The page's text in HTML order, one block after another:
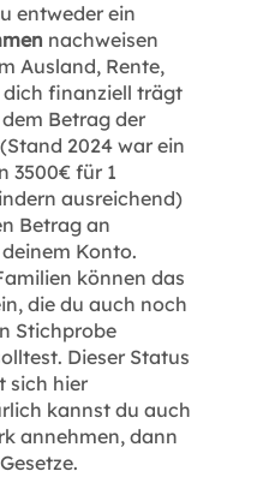
entweder ein
nachweisen
Ausland, Rente,
finanziell trägt
Betrag der
2024 war ein
3500€ für 1
ausreichend)
Betrag an
Konto.
können das
die du auch noch
Stichprobe
Dieser Status
sich hier
kannst du auch
annehmen, dann